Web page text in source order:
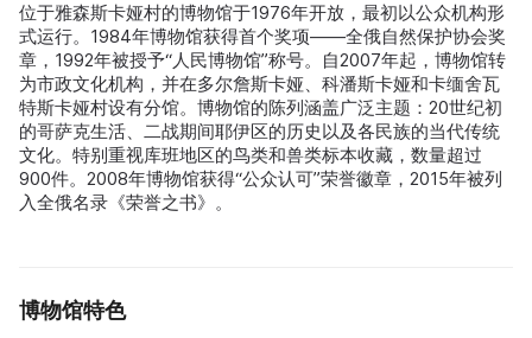
位于雅森斯卡娅村的博物馆于1976年开放，最初以公众机构形
式运行。1984年博物馆获得首个奖项——全俄自然保护协会奖
章，1992年被授予“人民博物馆”称号。自2007年起，博物馆转
为市政文化机构，并在多尔詹斯卡娅、科潘斯卡娅和卡缅舍瓦
特斯卡娅村设有分馆。博物馆的陈列涵盖广泛主题：20世纪初
的哥萨克生活、二战期间耶伊区的历史以及各民族的当代传统
文化。特别重视库班地区的鸟类和兽类标本收藏，数量超过
900件。2008年博物馆获得“公众认可”荣誉徽章，2015年被列
入全俄名录《荣誉之书》。
博物馆特色